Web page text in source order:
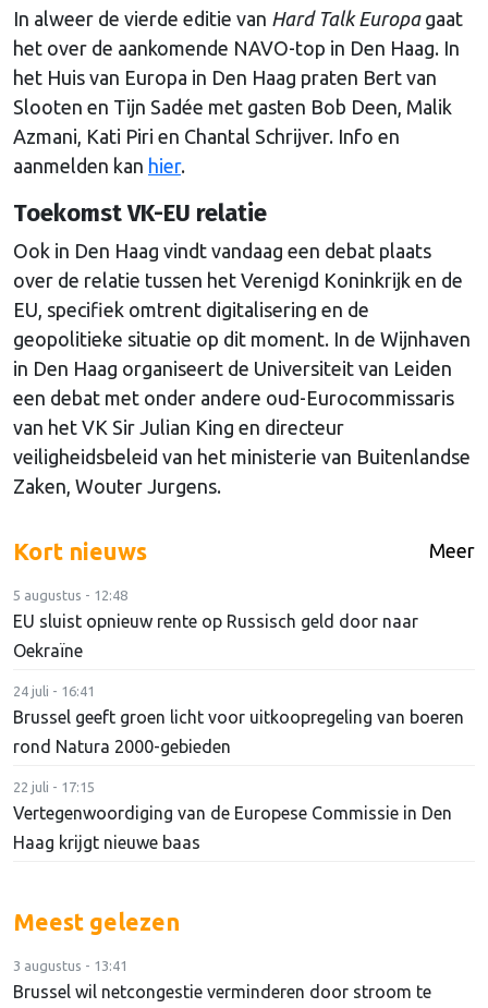
In alweer de vierde editie van Hard Talk Europagaat
het over de aankomende NAVO-top in Den Haag. In
het Huis van Europa in Den Haag praten Bert van
Slooten en Tijn Sadée met gasten Bob Deen, Malik
Azmani, Kati Piri en Chantal Schrijver. Info en
aanmelden kan hier.
Toekomst VK-EU relatie
Ook in Den Haag vindt vandaag een debat plaats
over de relatie tussen het Verenigd Koninkrijk en de
EU, specifiek omtrent digitalisering en de
geopolitieke situatie op dit moment. In de Wijnhaven
in Den Haag organiseert de Universiteit van Leiden
een debat met onder andere oud-Eurocommissaris
van het VK Sir Julian King en directeur
veiligheidsbeleid van het ministerie van Buitenlandse
Zaken, Wouter Jurgens.
Kort nieuws Meer
5 augustus - 12:48
EU sluist opnieuw rente op Russisch geld door naar
Oekraïne
24 juli - 16:41
Brussel geeft groen licht voor uitkoopregeling van boeren
rond Natura 2000-gebieden
22 juli - 17:15
Vertegenwoordiging van de Europese Commissie in Den
Haag krijgt nieuwe baas
Meest gelezen
3 augustus - 13:41
Brussel wil netcongestie verminderen door stroom te